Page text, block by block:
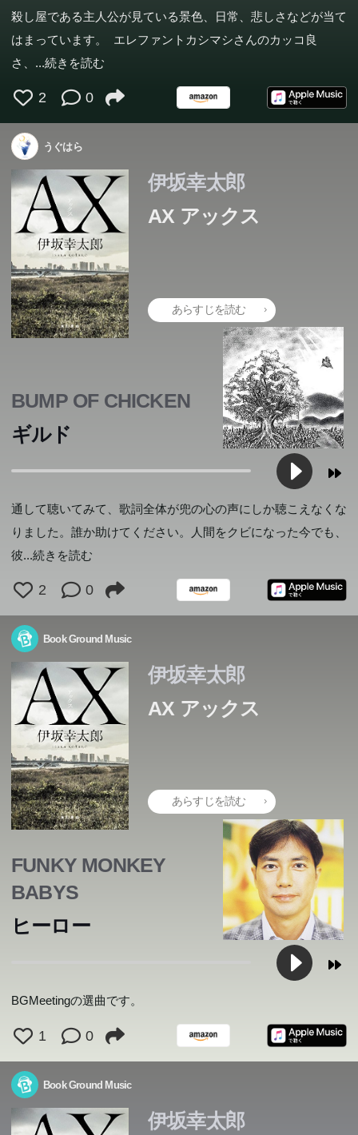
殺し屋である主人公が見ている景色、日常、悲しさなどが当て
はまっています。 エレファントカシマシさんのカッコ良
さ、 ...続きを読む
2 0
うぐはら
伊坂幸太郎
AX アックス
あらすじを読む
BUMP OF CHICKEN
ギルド
通して聴いてみて、歌詞全体が兜の心の声にしか聴こえなくな
りました。誰か助けてください。人間をクビになった今でも、
彼...続きを読む
2 0
Book Ground Music
伊坂幸太郎
AX アックス
あらすじを読む
FUNKY MONKEY
BABYS
ヒーロー
BGMeetingの選曲です。
1 0
Book Ground Music
伊坂幸太郎